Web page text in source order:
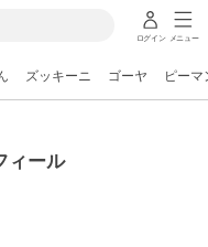
ログイン メニュー
ズッキーニ ゴーヤ ピーマ
ィール